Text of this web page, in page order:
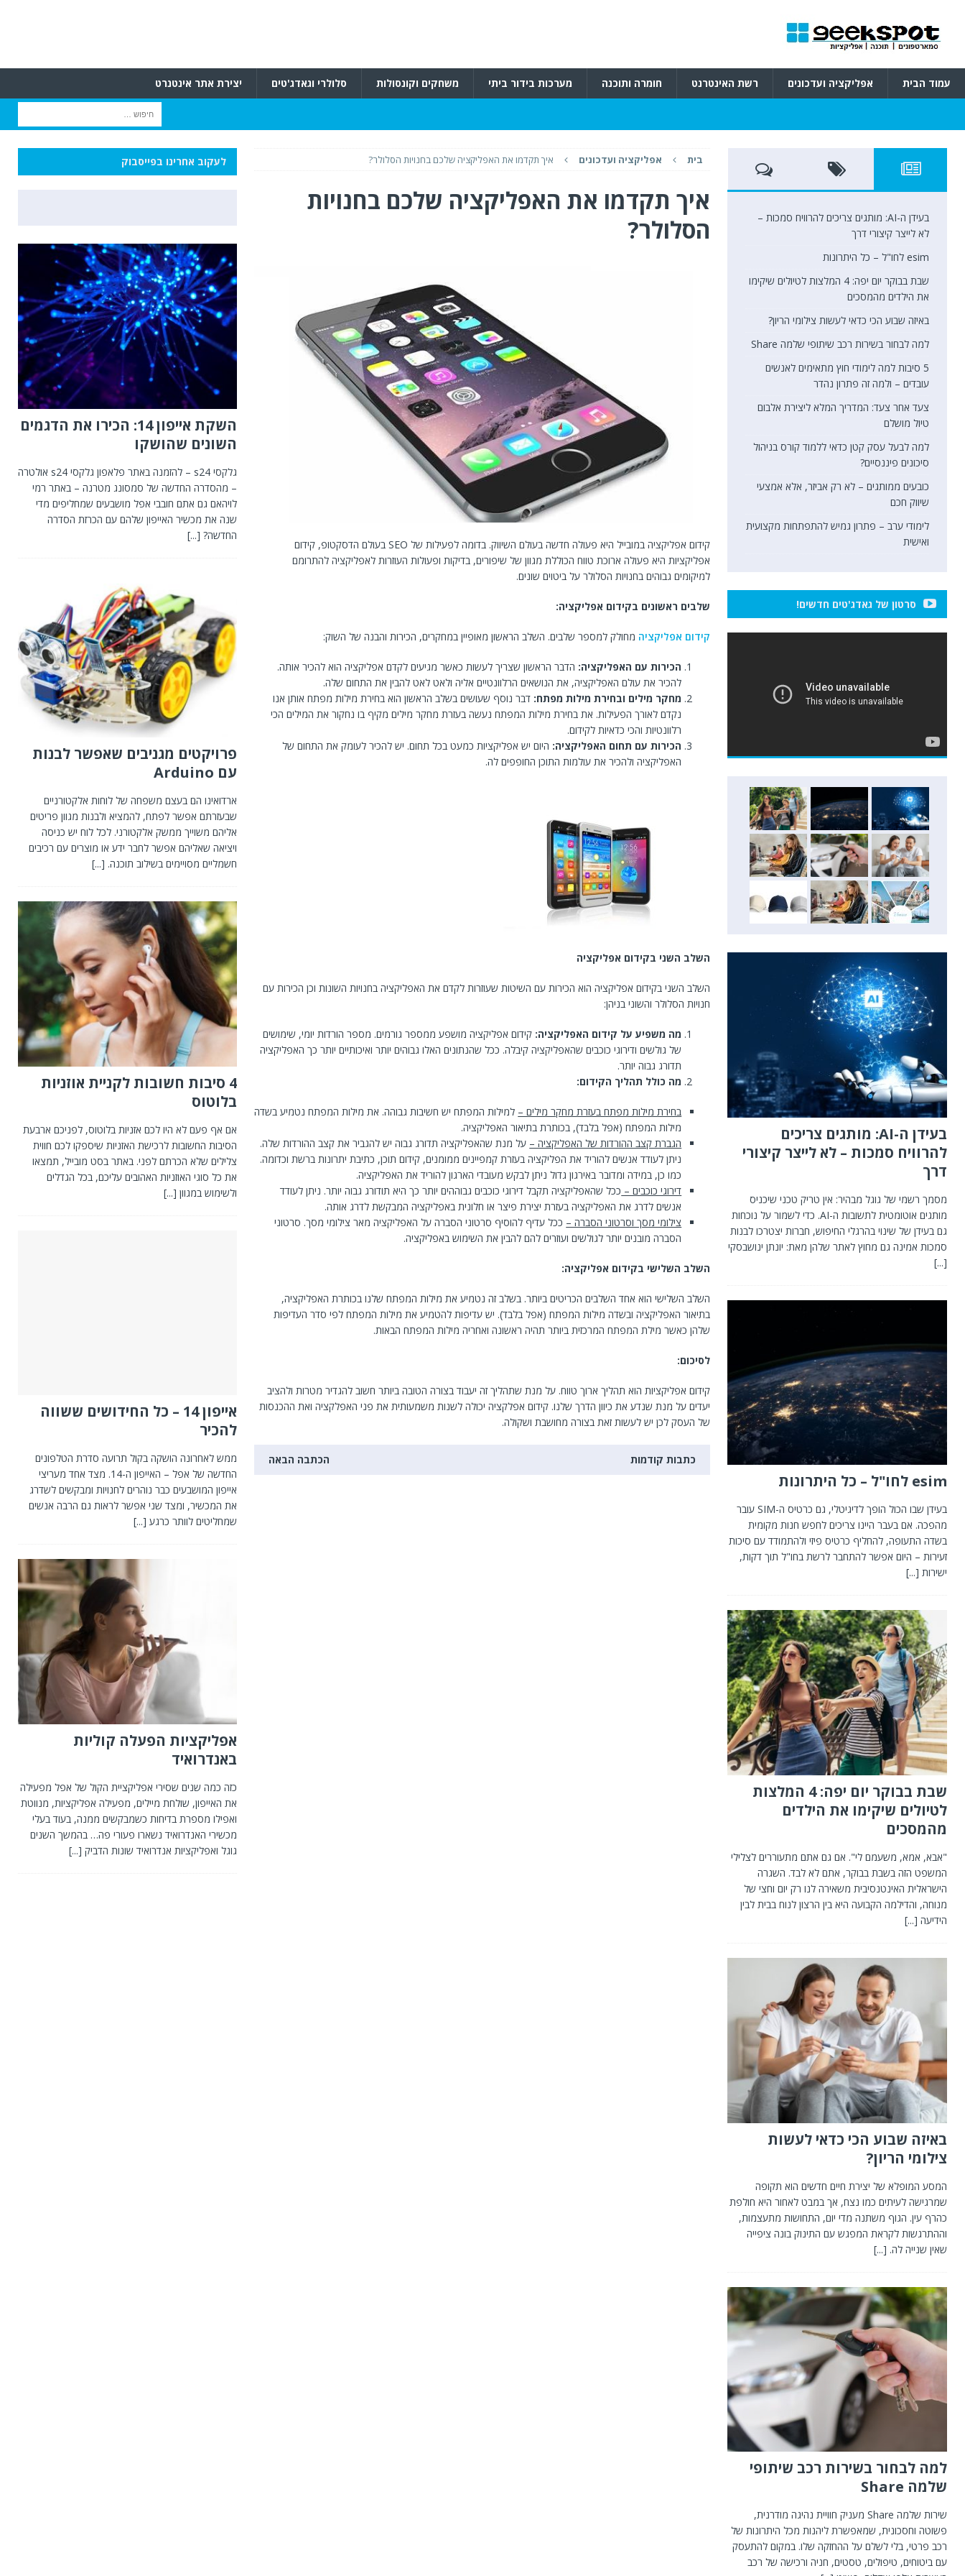
עמוד הבית אפליקציה ועדכונים רשת האינטרנט חומרה ותוכנה מערכות בידור ביתי משחקים וקונסולות סלולרי וגאדג'טים יצירת אתר אינטנרט
בית אפליקציה ועדכונים איך תקדמו את האפליקציה שלכם בחנויות הסלולר?
איך תקדמו את האפליקציה שלכם בחנויות
הסלולר?
קידום אפליקציה במובייל היא פעולה חדשה בעולם השיווק. בדומה לפעילות של SEO בעולם הדסקטופ, קידום
אפליקציות היא פעולה ארוכת טווח הכוללת מגוון של שיפורים, בדיקות ופעולות העוזרות לאפליקציה להתרומם
למיקומים גבוהים בחנויות הסלולר על ביטוים שונים.
שלבים ראשונים בקידום אפליקציה:
קידום אפליקציה מחולק למספר שלבים. השלב הראשון מאופיין במחקרים, הכירות והבנה של השוק:
הכירות עם האפליקציה: הדבר הראשון שצריך לעשות כאשר מגיעים לקדם אפליקציה הוא להכיר אותה.
להכיר את עולם האפליקציה, את הנושאים הרלוונטיים אליה ולאט לאט להבין את התחום שלה.
מחקר מילים ובחירת מילות מפתח: דבר נוסף שעושים בשלב הראשון הוא בחירת מילות מפתח אותן אנו
נקדם לאורך הפעילות. את בחירת מילות המפתח נעשה בעזרת מחקר מילים מקיף בו נחקור את המילים הכי
רלוונטיות והכי כדאיות לקידום.
הכירות עם תחום האפליקציה: היום יש אפליקציות כמעט בכל תחום. יש להכיר לעומק את התחום של
האפליקציה ולהכיר את עולמות התוכן החופפים לה.
השלב השני בקידום אפליקציה
השלב השני בקידום אפליקציה הוא הכירות עם השיטות שעוזרות לקדם את האפליקציה בחנויות השונות וכן הכירות עם
חנויות הסלולר והשוני בניהן:
מה משפיע על קידום האפליקציה: קידום אפליקציה מושפע ממספר גורמים. מספר הורדות יומי, שימושים
של גולשים ודירוגי כוכבים שהאפליקציה קיבלה. ככל שהנתונים האלו גבוהים יותר ואיכותיים יותר כך האפליקציה
תדורג גבוה יותר.
מה כולל תהליך הקידום:
בחירת מילות מפתח בעזרת מחקר מילים – למילות המפתח יש חשיבות גבוהה. את מילות המפתח נטמיע בשדה
מילות המפתח (אפל בלבד), בכותרת בתיאור האפליקציה.
הגברת קצב ההורדות של האפליקציה – על מנת שהאפליקציה תדורג גבוה יש להגביר את קצב ההורדות שלה.
ניתן לעודד אנשים להוריד את הפליקציה בעזרת קמפיינים ממומנים, קידום תוכן, כתיבת יתרונות ברשת וכדומה.
כמו כן, במידה ומדובר באירגון גדול ניתן לבקש מעובדי הארגון להוריד את האפליקציה.
דירוגי כוכבים – ככל שהאפליקציה תקבל דירוגי כוכבים גבוההים יותר כך היא תודורג גבוה יותר. ניתן לעודד
אנשים לדרג את האפליקציה בעזרת יצירת פיצר או חלונית באפליקציה המבקשת לדרג אותה.
צילומי מסך וסרטוני הסברה – ככל עדיף להוסיף סרטוני הסברה על האפליקציה מאר צילומי מסך. סרטוני
הסברה מובנים יותר לגולשים ועוזרים להם להבין את השימוש באפליקציה.
השלב השלישי בקידום אפליקציה:
השלב השלישי הוא אחד השלבים הכריטים ביותר. בשלב זה נטמיע את מילות המפתח שלנו בכותרת האפליקציה,
בתיאור האפליקציה ובשדה מילות המפתח (אפל בלבד). יש עדיפות להטמיע את מילות המפתח לפי סדר העדיפות
שלהן כאשר מילת המפתח המרכזית ביותר תהיה ראשונה ואחריה מילות המפתח הבאות.
לסיכום:
קידום אפליקציות הוא תהליך ארוך טווח. על מנת שתהליך זה יעבוד בצורה הטובה ביותר חשוב להגדיר מטרות ולהציב
יעדים על מנת שנדע את כיוון הדרך שלנו. קידום אפלקציה יכולה לשנות משמעותית את פני האפלקציה ואת ההכנסות
של העסק לכן יש לעשות זאת בצורה מחושבת ושקולה.
כתבות קודמות הכתבה הבאה
בעידן ה-AI: מותגים צריכים להרוויח סמכות –
לא לייצר קיצורי דרך
esim לחו"ל – כל היתרונות
שבת בבוקר יום יפה: 4 המלצות לטיולים שיקימו
את הילדים מהמסכים
באיזה שבוע הכי כדאי לעשות צילומי הריון?
למה לבחור בשירות רכב שיתופי שלמה Share
5 סיבות למה לימודי חוץ מתאימים לאנשים
עובדים – ולמה זה פתרון נהדר
צעד אחר צעד: המדריך המלא ליצירת אלבום
טיול מושלם
למה לבעל עסק קטן כדאי ללמוד קורס בניהול
סיכונים פיננסיים?
כובעים ממותגים – לא רק אביזר, אלא אמצעי
שיווק חכם
לימודי ערב – פתרון גמיש להתפתחות מקצועית
ואישית
סרטון של גאדג'טים חדשים!
בעידן ה-AI: מותגים צריכים
להרוויח סמכות – לא לייצר קיצורי
דרך
מסמך רשמי של גוגל מבהיר: אין טריק טכני שיכניס
מותגים אוטומטית לתשובות ה-AI. כדי לשמור על נוכחות
גם בעידן של שינוי בהרגלי החיפוש, חברות יצטרכו לבנות
סמכות אמינה גם מחוץ לאתר שלהן מאת: יונתן ינושבסקי
[...]
esim לחו"ל – כל היתרונות
בעידן שבו הכול הופך לדיגיטלי, גם כרטיס ה-SIM עובר
מהפכה. אם בעבר היינו צריכים לחפש חנות מקומית
בשדה התעופה, להחליף כרטיס פיזי ולהתמודד עם סיכות
זעירות – היום אפשר להתחבר לרשת בחו"ל תוך דקות,
ישירות [...]
שבת בבוקר יום יפה: 4 המלצות
לטיולים שיקימו את הילדים
מהמסכים
"אבא, אמא, משעמם לי". אם גם אתם מתעוררים לצלילי
המשפט הזה בשבת בבוקר, אתם לא לבד. השגרה
הישראלית האינטנסיבית משאירה לנו רק יום וחצי של
מנוחה, והדילמה הקבועה היא בין הרצון לנוח בבית לבין
הידיעה [...]
באיזה שבוע הכי כדאי לעשות
צילומי הריון?
המסע המופלא של יצירת חיים חדשים הוא תקופה
שמרגישה לעיתים כמו נצח, אך במבט לאחור היא חולפת
כהרף עין. הגוף משתנה מדי יום, התחושות מתעצמות,
וההתרגשות לקראת המפגש עם התינוק בונה ציפייה
שאין שנייה לה. [...]
למה לבחור בשירות רכב שיתופי
שלמה Share
שירות שלמה Share מעניק חוויית נהיגה מודרנית,
פשוטה וחסכונית, שמאפשרת ליהנות מכל היתרונות של
רכב פרטי, בלי לשלם על ההחזקה שלו. במקום להתעסק
עם ביטוחים, טיפולים, טסטים, חניה ורכישה של רכב
לעקוב אחרינו בפייסבוק
השקת אייפון 14: הכירו את הדגמים
השונים שהושקו
גלקסי s24 – להזמנה באתר פלאפון גלקסי s24 אולטרה
– מהסדרה החדשה של סמסונג מטרנה – באתר רמי
לויהאם גם אתם חובבי אפל מושבעים שמחליפים מדי
שנה את מכשיר האייפון שלהם עם הכרזת הסדרה
החדשה? [...]
פרויקטים מגניבים שאפשר לבנות
עם Arduino
ארדואינו הם בעצם משפחה של לוחות אלקטורניים
שבעזרתם אפשר לפתח, להמציא ולבנות מגוון פריטים
אליהם משוייך ממשק אלקטורני. לכל לוח יש כניסה
ויציאה שאליהם אפשר לחבר ידע או מוצרים עם רכיבים
חשמליים מסויימים בשילוב תוכנה. [...]
4 סיבות חשובות לקניית אוזניות
בלוטוס
אם אף פעם לא היו לכם אזניות בלוטוס, לפניכם ארבעת
הסיבות החשובות לרכישת האזניות שיספקו לכם חווית
צלילים שלא הכרתם לפני. באתר בסט מובייל, תמצאו
את כל סוגי האוזניות האהובים עליכם, בכל הגדלים
ולשימוש במגוון [...]
אייפון 14 – כל החידושים ששווה
להכיר
ממש לאחרונה הושקה בקול תרועה סדרת הטלפונים
החדשה של אפל – האייפון ה-14. מצד אחד מעריצי
אייפון המושבעים כבר נוהרים לחנויות ומבקשים לשדרג
את המכשיר, ומצד שני אפשר לראות גם הרבה אנשים
שמחליטים לוותר כרגע [...]
אפליקציות הפעלה קוליות
באנדרואיד
כזה כמה שנים שסירי אפליקציית הקול של אפל מפעילה
את האייפון, שולחת מיילים, מפעילה אפליקציות, מנווטת
ואפילו מספרת בדיחות כשמבקשים ממנה, בעוד בעלי
מכשירי האנדרואיד נשארו פעורי פה… בהמשך השנים
גוגל ואפליקציות אנדרואיד שונות הדביק [...]